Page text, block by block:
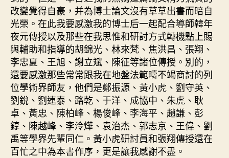
改變覺得自豪，并為博士論文沒有草草出書而暗自
光榮。在此我要感激我的博士后一起配合導師韓年
夜元傳授以及那些在我思惟和研討方式轉機點上賜
與輔助和指導的胡錦光、林來梵、焦洪昌、張翔、
李忠夏、王旭、謝立斌、陳征等諸位傳授。別的，
還要感激那些常常跟我在地盤法範疇不竭商討的列
位學術界師友，他們是鄭振源、黃小虎、劉守英、
劉銳、劉連泰、路乾、于洋、成協中、朱虎、耿
卓、黃忠、陳柏峰、楊俊峰、李海平、趙謙、彭
錞、陳越峰、李泠燁、袁治杰、郭志京、王偉、劉
禹等學界先輩同仁。黃小虎研討員和張翔傳授還在
百忙之中為本書作序，更是讓我感謝不盡。